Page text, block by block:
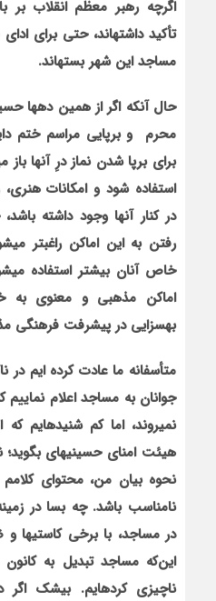
تأکید داشته‏اند، حتی برای
مساجد این شهر بسته‏اند.
حال آن‏که اگر از همین ده‏ها
محرم و برپایی مراسم ختم
برای برپا شدن نماز درِ آنها
استفاده شود و امکانات
در کنار آنها وجود داشته
رفتن به این اماکن راغب‏تر
خاص آنان بیشتر استفاده
اماکن مذهبی و معنوی به
به‏سزایی در پیشرفت فرهنگی
متأسفانه ما عادت کرده ‏ایم
جوانان به مساجد اعلام
نمی‏روند، اما کم شنیده‏ایم
هیئت امنای حسینیه‏ای بگوید؛
نحوه بیان من، محتوای کلامم
نامناسب باشد. چه بسا در
در مساجد، با برخی کاستی‏ها و
این‌که مساجد تبدیل به کانون
ناچیزی کرده‏ایم. بی‏شک